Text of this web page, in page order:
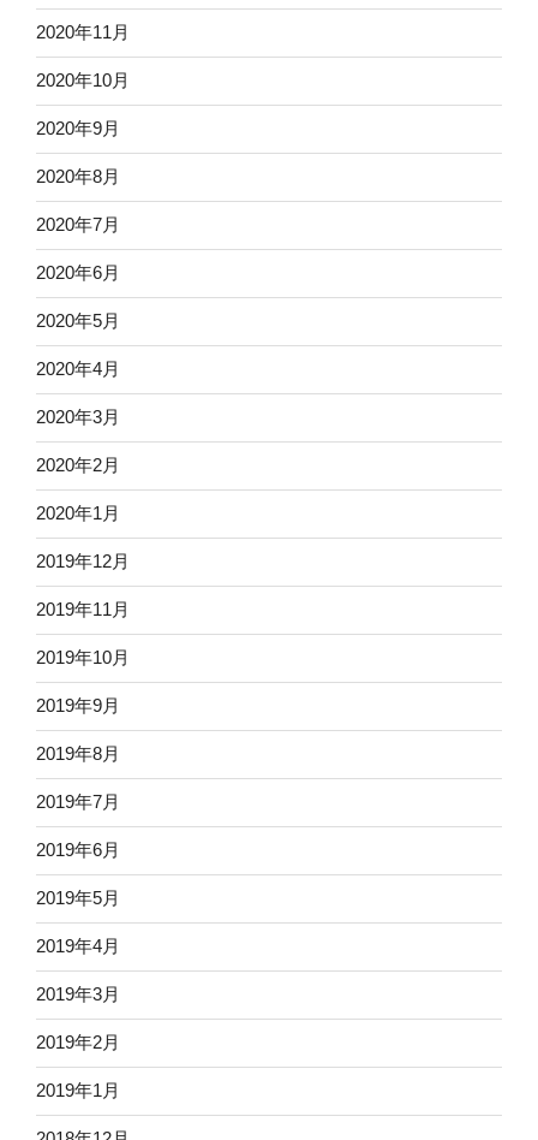
2020年11月
2020年10月
2020年9月
2020年8月
2020年7月
2020年6月
2020年5月
2020年4月
2020年3月
2020年2月
2020年1月
2019年12月
2019年11月
2019年10月
2019年9月
2019年8月
2019年7月
2019年6月
2019年5月
2019年4月
2019年3月
2019年2月
2019年1月